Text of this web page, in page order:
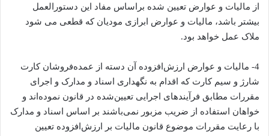
از مالیات و عوارض تعیین شده براساس مفاد این دستورالعمل
بیشتر باشد، مالیات و عوارض ابرازی مودیان که قطعی می شود
ملاک عمل خواهد بود.
4- مالیات و عوارض ارزش‌افزوده آن دسته از عمده‌فروشان کارت
شارژ و سیم کارت که اقدام به نگهداری اسناد و مدارک و اجرای
مقررات مطابق فرآیندهای اجرایی تعیین‌شده در قانون نموده‌اند و
خواهان استفاده از ضریب مزبور نمی‌باشند بر اساس اسناد و مدارک
با رعایت مقررات موضوع قانون مالیات بر ارزش‌افزوده تعیین